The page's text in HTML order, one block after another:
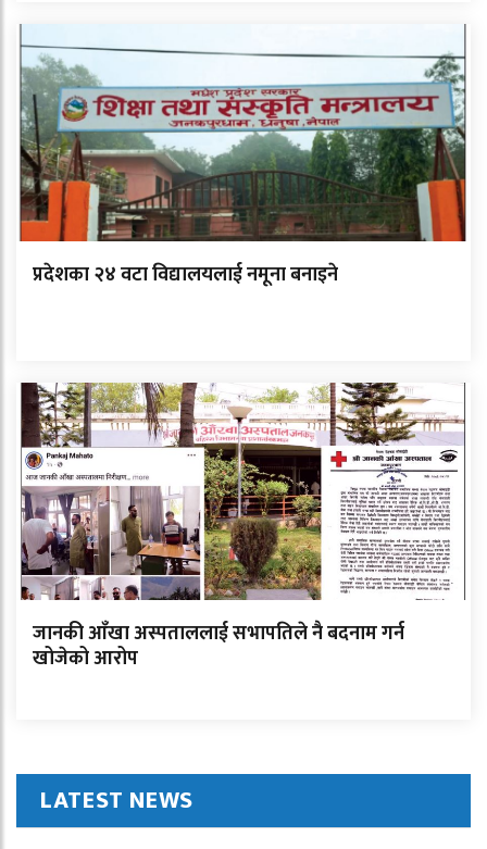
प्रदेशका २४ वटा विद्यालयलाई नमूना बनाइने
जानकी आँखा अस्पताललाई सभापतिले नै बदनाम गर्न
खोजेको आरोप
LATEST NEWS